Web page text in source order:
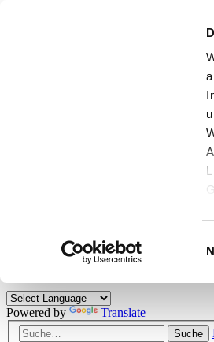
Herzlich
Kunden viele nützliche Hilfestellungen
Powered by Translate
Suche